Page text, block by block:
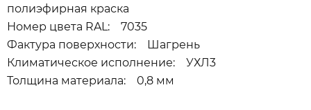
полиэфирная краска
Номер цвета RAL: 7035
Фактура поверхности: Шагрень
Климатическое исполнение: УХЛ3
Толщина материала: 0,8 мм